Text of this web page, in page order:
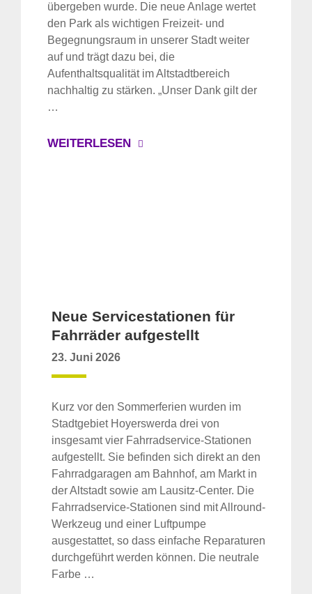
übergeben wurde. Die neue Anlage wertet
den Park als wichtigen Freizeit- und
Begegnungsraum in unserer Stadt weiter
auf und trägt dazu bei, die
Aufenthaltsqualität im Altstadtbereich
nachhaltig zu stärken. „Unser Dank gilt der
…
WEITERLESEN
Neue Servicestationen für
Fahrräder aufgestellt
23. Juni 2026
Kurz vor den Sommerferien wurden im
Stadtgebiet Hoyerswerda drei von
insgesamt vier Fahrradservice-Stationen
aufgestellt. Sie befinden sich direkt an den
Fahrradgaragen am Bahnhof, am Markt in
der Altstadt sowie am Lausitz-Center. Die
Fahrradservice-Stationen sind mit Allround-
Werkzeug und einer Luftpumpe
ausgestattet, so dass einfache Reparaturen
durchgeführt werden können. Die neutrale
Farbe …